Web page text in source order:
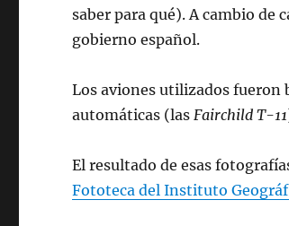
saber para qué). A cambio
gobierno español.
Los aviones utilizados fueron
automáticas (lasFairchild T-11
El resultado de esas
Fototeca del Instituto